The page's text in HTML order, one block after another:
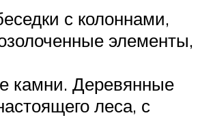
с колоннами,
элементы,
камни. Деревянные
леса, с